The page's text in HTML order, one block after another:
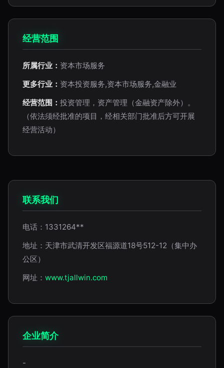
经营范围
所属行业： 资本市场服务
更多行业： 资本投资服务,资本市场服务,金融业
经营范围： 投资管理，资产管理（金融资产除外）。
（依法须经批准的项目，经相关部门批准后方可开展
经营活动）
联系我们
电话：1331264**
地址：天津市武清开发区福源道18号512-12（集中办
公区）
网址： www.tjallwin.com
企业简介
-